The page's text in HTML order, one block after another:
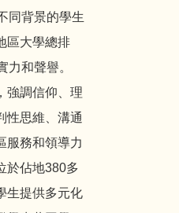
同背景的學生
區大學總排
和聲譽。
強調信仰、理
性思維、溝通
服務和領導力
於佔地380多
生提供多元化